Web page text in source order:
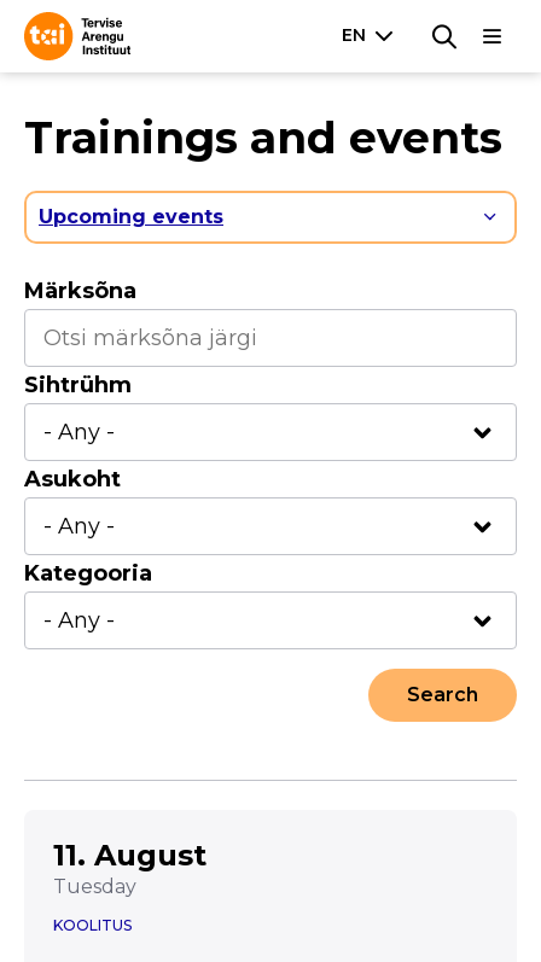
Trainings and events
Upcoming events
Märksõna
Sihtrühm
Asukoht
Kategooria
11. August
Tuesday
KOOLITUS